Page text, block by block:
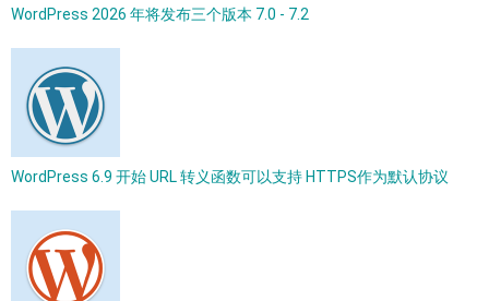
WordPress 2026 年将发布三个版本 7.0 - 7.2
WordPress 6.9 开始 URL 转义函数可以支持 HTTPS作为默认协议